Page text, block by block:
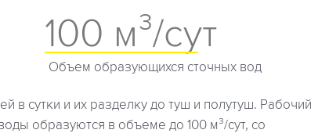
100 м³/сут
Объем образующихся сточных вод
в сутки и их разделку до туш и полутуш. Рабочий
образуются в объеме до 100 м³/сут, со